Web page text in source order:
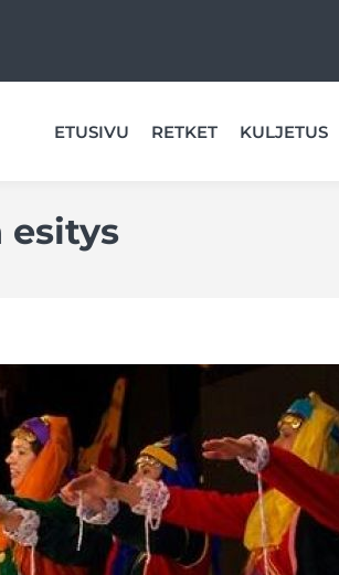
ETUSIVU RETKET KULJETUS
esitys